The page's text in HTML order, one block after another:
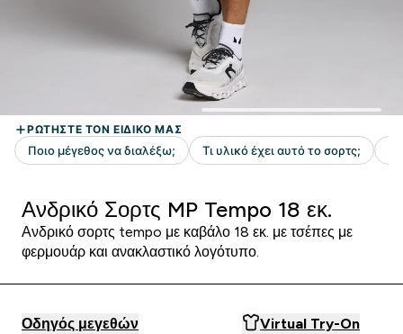
Ανδρικό Σορτς MP Tempo 18 εκ.
Ανδρικό σορτς tempo με καβάλο 18 εκ. με τσέπες με
φερμουάρ και ανακλαστικό λογότυπο.
Οδηγός μεγεθών Virtual Try-On